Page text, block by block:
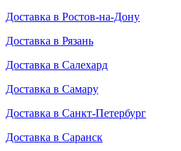
Доставка в Ростов-на-Дону
Доставка в Рязань
Доставка в Салехард
Доставка в Самару
Доставка в Санкт-Петербург
Доставка в Саранск